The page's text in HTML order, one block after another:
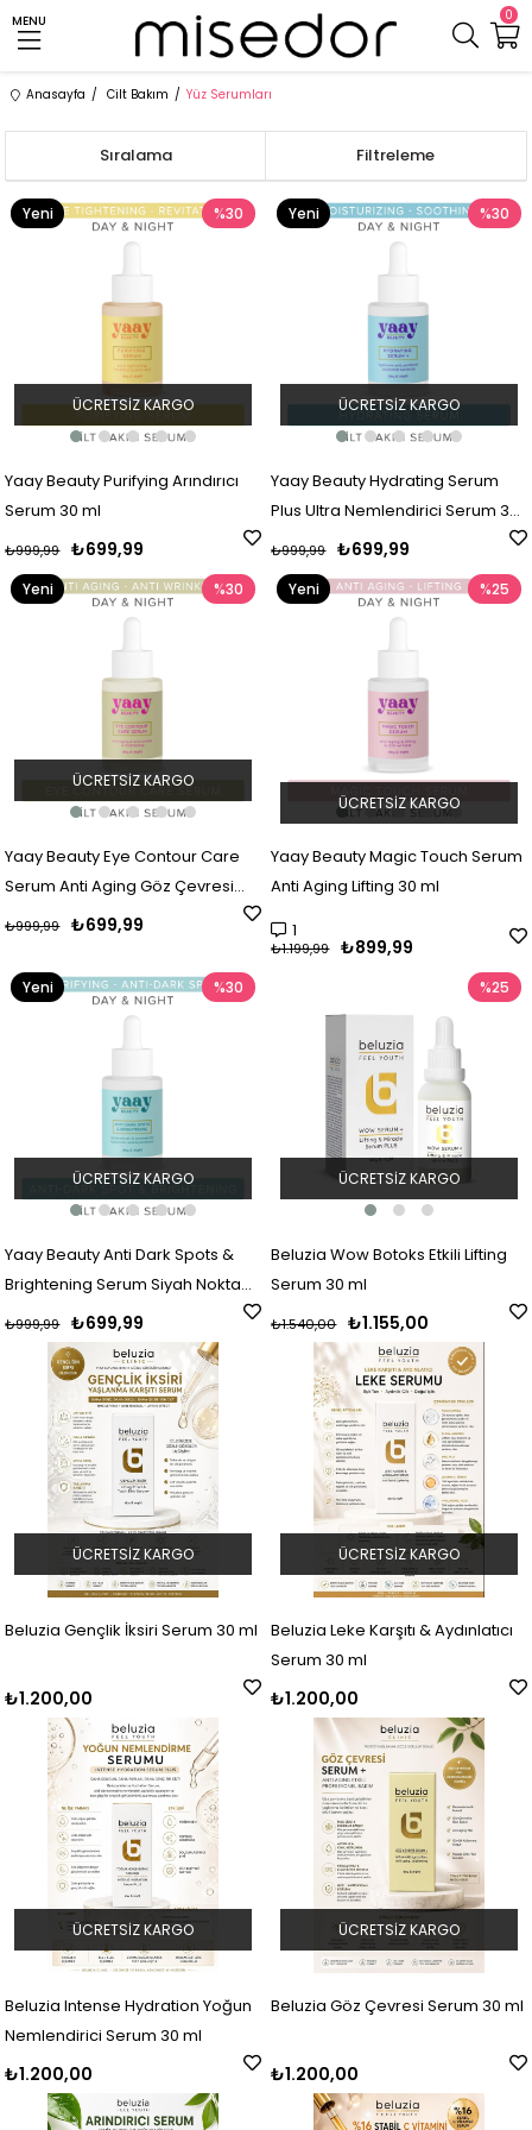
0
MENU
Anasayfa Cilt Bakım Yüz Serumları
Filtreleme
Sıralama
Yaay Beauty Purifying Arındırıcı
Serum 30 ml
₺699,99
₺999,99
%30
ÜCRETSIZ KARGO
Yeni
Yaay Beauty Hydrating Serum
Plus Ultra Nemlendirici Serum 30
ml
₺699,99
₺999,99
%30
ÜCRETSIZ KARGO
Yeni
Yaay Beauty Eye Contour Care
Serum Anti Aging Göz Çevresi
Serumu 30 ml
₺699,99
₺999,99
%30
ÜCRETSIZ KARGO
Yeni
Yaay Beauty Magic Touch Serum
Anti Aging Lifting 30 ml
1
₺899,99
₺1.199,99
%25
ÜCRETSIZ KARGO
Yeni
Yaay Beauty Anti Dark Spots &
Brightening Serum Siyah Nokta
Engelleyici ve Aydınlatıcı 30 ml
₺699,99
₺999,99
%30
ÜCRETSIZ KARGO
Yeni
Beluzia Wow Botoks Etkili Lifting
Serum 30 ml
₺1.155,00
₺1.540,00
%25
ÜCRETSIZ KARGO
Beluzia Gençlik İksiri Serum 30 ml
₺1.200,00
ÜCRETSIZ KARGO
Beluzia Leke Karşıtı & Aydınlatıcı
Serum 30 ml
₺1.200,00
ÜCRETSIZ KARGO
Beluzia Intense Hydration Yoğun
Nemlendirici Serum 30 ml
₺1.200,00
ÜCRETSIZ KARGO
Beluzia Göz Çevresi Serum 30 ml
₺1.200,00
ÜCRETSIZ KARGO